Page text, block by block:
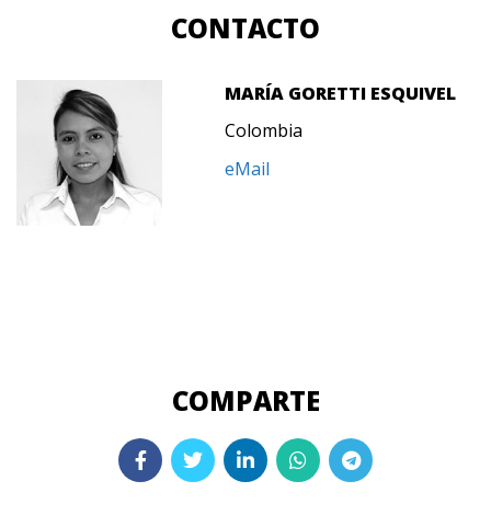
CONTACTO
MARÍA GORETTI ESQUIVEL
Colombia
eMail